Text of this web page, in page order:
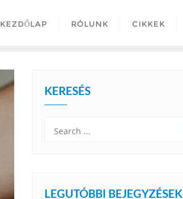
KEZDŐLAP RÓLUNK CIKKEK
KERESÉS
LEGUTÓBBI BEJEGYZÉSEK